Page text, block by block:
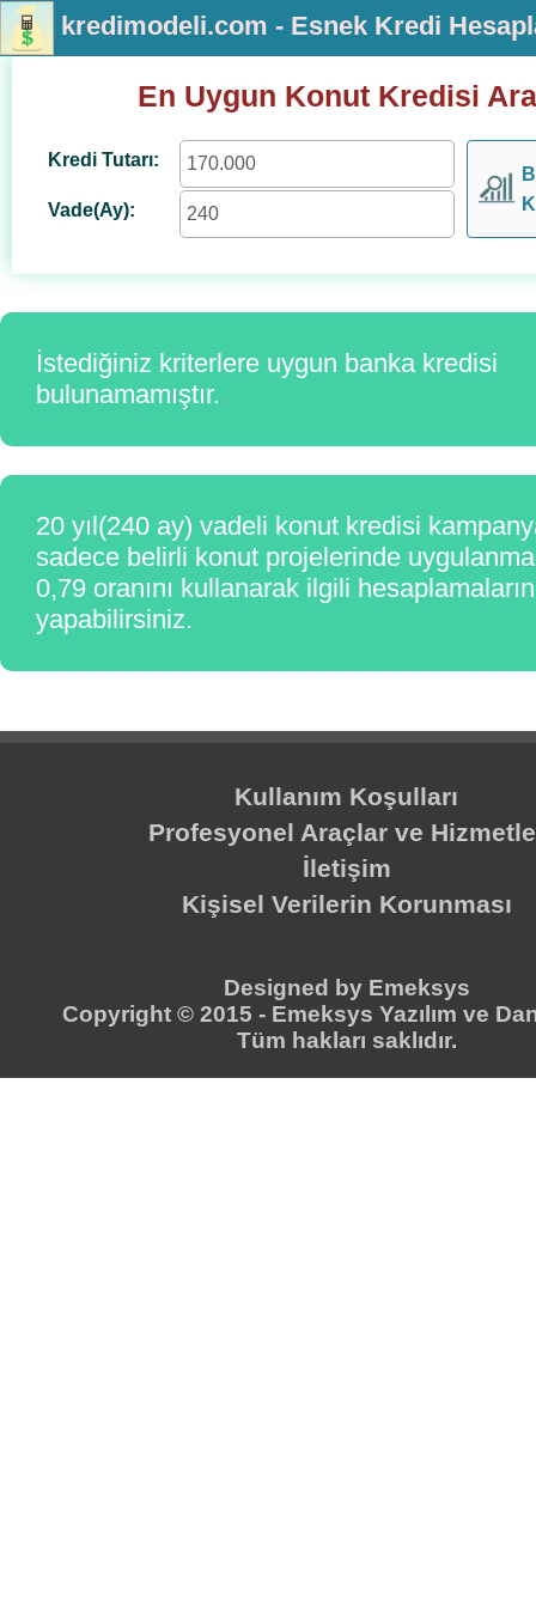
kredimodeli.com - Esnek Kredi
En Uygun Konut Kredisi
Kredi Tutarı:
Vade(Ay):
İstediğiniz kriterlere uygun banka kredisi
bulunamamıştır.
20 yıl(240 ay) vadeli konut kredisi
sadece belirli konut projelerinde
0,79 oranını kullanarak ilgili
yapabilirsiniz.
Kullanım Koşulları
Profesyonel Araçlar ve
İletişim
Kişisel Verilerin Korunması
Designed by Emeksys
Copyright © 2015 - Emeksys Yazılım ve
Tüm hakları saklıdır.